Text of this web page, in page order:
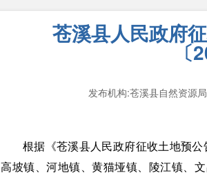
苍溪县人民政府
〔
发布机构:苍溪县自然资源局
根据《苍溪县人民政府征收土地预公
高坡镇、河地镇、黄猫垭镇、陵江镇、